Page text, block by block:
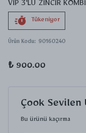
VİP 3'LÜ ZİNCİR
Tükeniyor
Ürün Kodu: 90160240
₺ 900.00
Çook Sevilen
Bu ürünü kaçırma